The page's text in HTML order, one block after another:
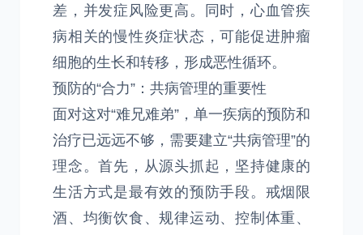
差，并发症风险更高。同时，心血管疾
病相关的慢性炎症状态，可能促进肿瘤
细胞的生长和转移，形成恶性循环。
预防的“合力”：共病管理的重要性
面对这对“难兄难弟”，单一疾病的预防和
治疗已远远不够，需要建立“共病管理”的
理念。首先，从源头抓起，坚持健康的
生活方式是最有效的预防手段。戒烟限
酒、均衡饮食、规律运动、控制体重、